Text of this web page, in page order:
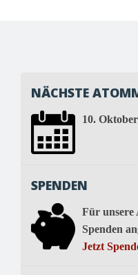
NÄCHSTE
10.
SPENDEN
Für
Spenden
Jetzt